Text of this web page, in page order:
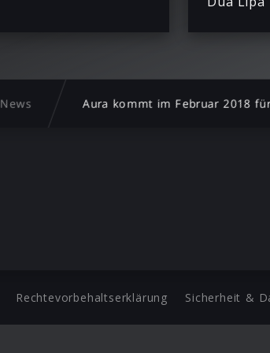
News Aura kommt im Februar 2018
Rechtevorbehaltserklärung Sicherheit &